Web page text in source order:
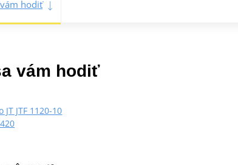
hodiť
vám hodiť
JTF 1120-10